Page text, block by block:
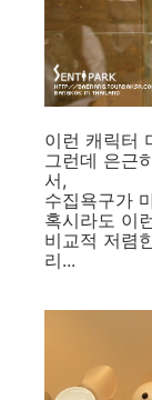
이런 캐릭터
그런데 은근
서,
수집욕구가
혹시라도 이
비교적 저렴
리...